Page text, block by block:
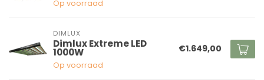
Op voorraad
DIMLUX
Dimlux Extreme LED
1000W
Op voorraad
€1.649,00